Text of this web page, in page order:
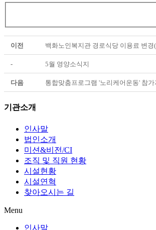
이전 백화노인복지관 경로식당 이용료 변경
- 5월 영양소식지
다음 통합맞춤프로그램 '노리케어운동' 참가
기관소개
인사말
법인소개
미션&비전/CI
조직 및 직원 현황
시설현황
시설연혁
찾아오시는 길
Menu
인사말